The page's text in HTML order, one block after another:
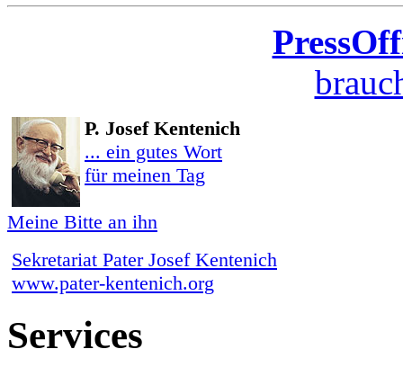
P. Josef Kentenich
... ein gutes Wort
für meinen Tag
Meine Bitte an ihn
Sekretariat Pater Josef Kentenich
www.pater-kentenich.org
Services